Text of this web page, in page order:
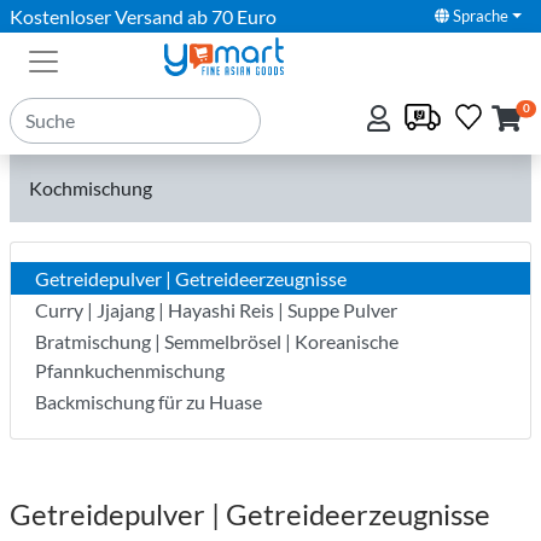
Kostenloser Versand ab 70 Euro Sprache
0
Kochmischung
Getreidepulver | Getreideerzeugnisse
Curry | Jjajang | Hayashi Reis | Suppe Pulver
Bratmischung | Semmelbrösel | Koreanische
Pfannkuchenmischung
Backmischung für zu Huase
Getreidepulver | Getreideerzeugnisse